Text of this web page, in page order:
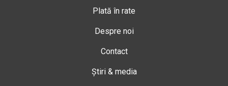
Plată în rate
Despre noi
Contact
Știri & media